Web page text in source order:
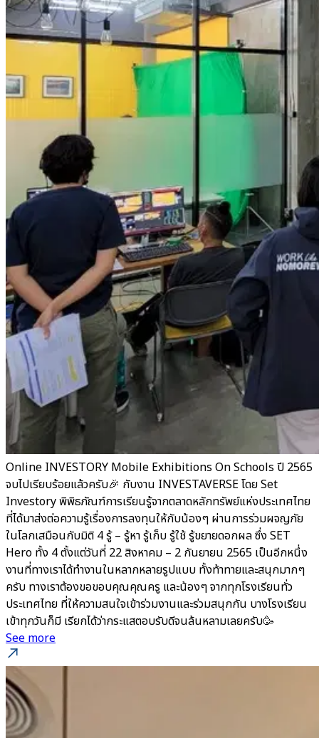
Online INVESTORY Mobile Exhibitions On Schools ปี 2565
จบไปเรียบร้อยแล้วครับ🎉 กับงาน INVESTAVERSE โดย Set
Investory พิพิธภัณฑ์การเรียนรู้จากตลาดหลักทรัพย์แห่งประเทศไทย
ที่ได้มาส่งต่อความรู้เรื่องการลงทุนให้กับน้องๆ ผ่านการร่วมผจญภัย
ในโลกเสมือนกับมิติ 4 รู้ – รู้หา รู้เก็บ รู้ใช้ รู้ขยายดอกผล ซึ่ง SET
Hero ทั้ง 4 ตั้งแต่วันที่ 22 สิงหาคม – 2 กันยายน 2565 เป็นอีกหนึ่ง
งานที่ทางเราได้ทำงานในหลากหลายรูปแบบ ทั้งท้าทายและสนุกมากๆ
ครับ ทางเราต้องขอขอบคุณคุณครู และน้องๆ จากทุกโรงเรียนทั่ว
ประเทศไทย ที่ให้ความสนใจเข้าร่วมงานและร่วมสนุกกัน บางโรงเรียน
เข้าทุกวันก็มี เรียกได้ว่ากระแสตอบรับดีจนล้นหลามเลยครับ🥳
See more